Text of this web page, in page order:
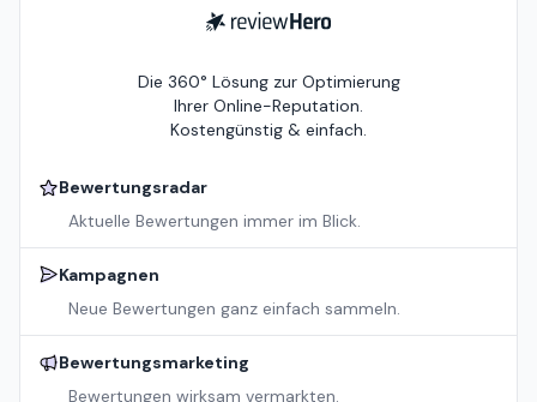
ReviewHero
Die 360° Lösung zur Optimierung
Ihrer Online-Reputation.
Kostengünstig & einfach.
Bewertungsradar
Aktuelle Bewertungen immer im Blick.
Kampagnen
Neue Bewertungen ganz einfach sammeln.
Bewertungsmarketing
Bewertungen wirksam vermarkten.